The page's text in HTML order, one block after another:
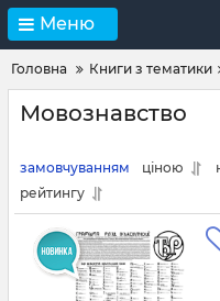
Меню
Головна Книги з тематики
Мовознавство
замовчуванням ціною
рейтингу